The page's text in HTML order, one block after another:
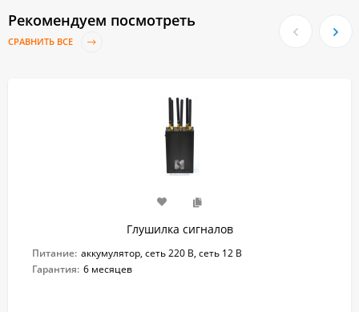
Рекомендуем посмотреть
СРАВНИТЬ ВСЕ
Глушилка сигналов
Питание: аккумулятор, сеть 220 В, сеть 12 В
Гарантия: 6 месяцев